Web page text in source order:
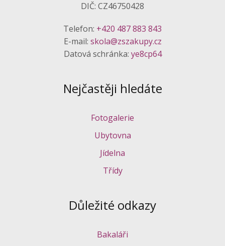
DIČ: CZ46750428
Telefon: +420 487 883 843
E-mail: skola@zszakupy.cz
Datová schránka: ye8cp64
Nejčastěji hledáte
Fotogalerie
Ubytovna
Jídelna
Třídy
Důležité odkazy
Bakaláři